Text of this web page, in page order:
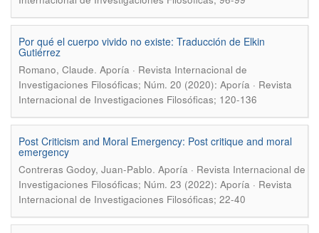
Por qué el cuerpo vivido no existe: Traducción de Elkin
Gutiérrez
Romano, Claude. Aporía · Revista Internacional de
Investigaciones Filosóficas; Núm. 20 (2020): Aporía · Revista
Internacional de Investigaciones Filosóficas; 120-136
Post Criticism and Moral Emergency: Post critique and moral
emergency
Contreras Godoy, Juan-Pablo. Aporía · Revista Internacional de
Investigaciones Filosóficas; Núm. 23 (2022): Aporía · Revista
Internacional de Investigaciones Filosóficas; 22-40